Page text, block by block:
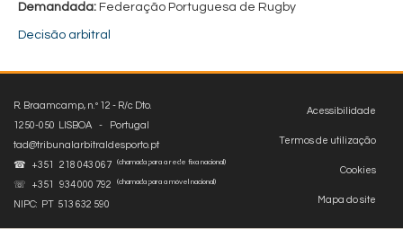
Demandada: Federação Portuguesa de Rugby
Decisão arbitral
Acessibilidade
Termos de utilização
Cookies
Mapa do site
R. Braamcamp, n.º 12 - R/c Dto.
1250-050 LISBOA - Portugal
tad@tribunalarbitraldesporto.pt
☎ +351 218 043 067
(chamada para a rede fixa nacional)
☏ +351 934 000 792 (chamada para a móvel nacional)
NIPC: PT 513 632 590